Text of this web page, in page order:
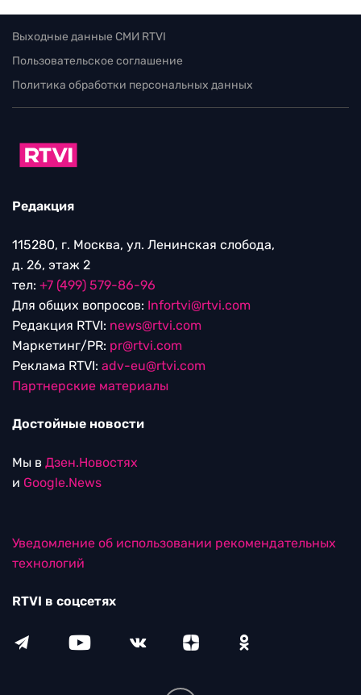
Выходные данные СМИ RTVI
Пользовательское соглашение
Политика обработки персональных данных
Редакция
115280, г. Москва, ул. Ленинская слобода,
д. 26, этаж 2
тел: +7 (499) 579-86-96
Для общих вопросов: Infortvi@rtvi.com
Редакция RTVI: news@rtvi.com
Маркетинг/PR: pr@rtvi.com
Реклама RTVI: adv-eu@rtvi.com
Партнерские материалы
Достойные новости
Мы в Дзен.Новостях
и Google.News
Уведомление об использовании рекомендательных
технологий
RTVI в соцсетях